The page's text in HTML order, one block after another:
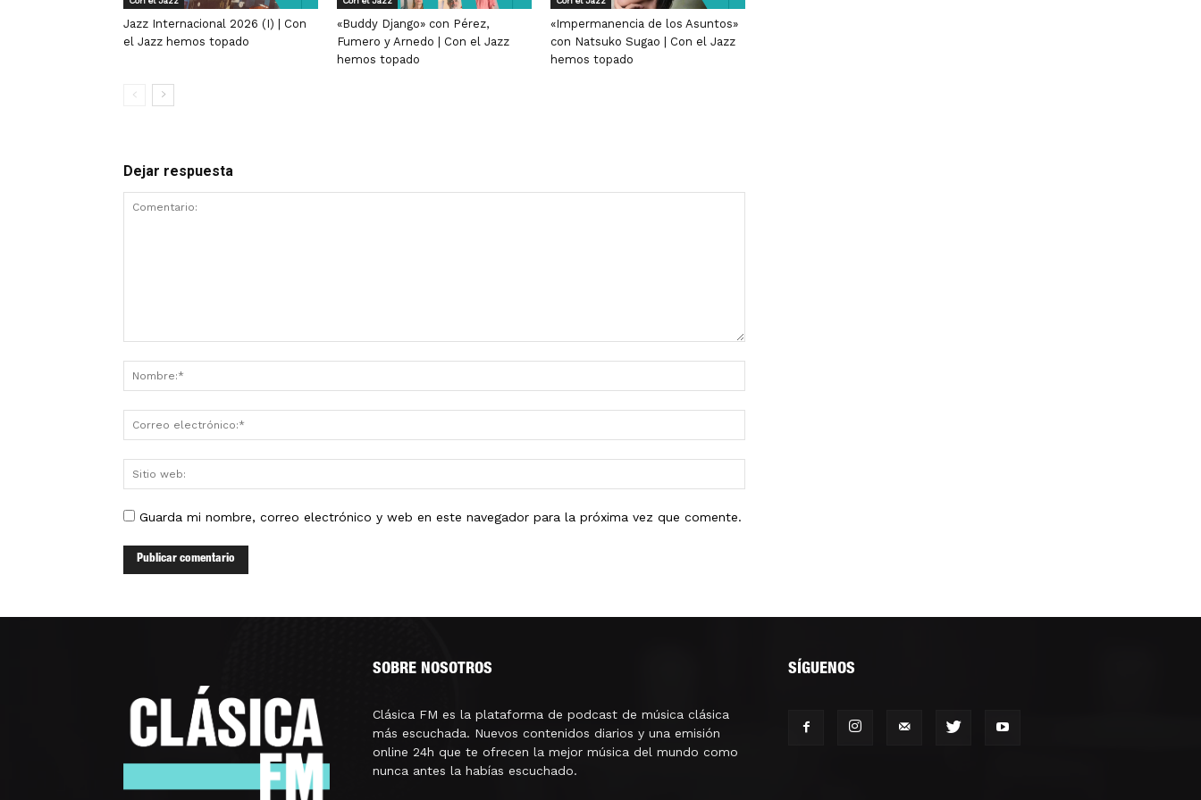
Jazz Internacional 2026 (I) | Con
el Jazz hemos topado
«Buddy Django» con Pérez,
Fumero y Arnedo | Con el Jazz
hemos topado
«Impermanencia de los Asuntos»
con Natsuko Sugao | Con el Jazz
hemos topado
Dejar respuesta
Guarda mi nombre, correo electrónico y web en este navegador para la próxima vez que comente.
SOBRE NOSOTROS
Clásica FM es la plataforma de podcast de música clásica
más escuchada. Nuevos contenidos diarios y una emisión
online 24h que te ofrecen la mejor música del mundo como
nunca antes la habías escuchado.
SÍGUENOS